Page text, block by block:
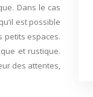
Dans le cas
est possible
petits espaces.
et rustique.
des attentes,